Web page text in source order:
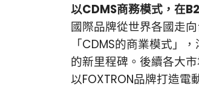
以CDMS商務模式，在
國際品牌從世界各國走
「CDMS的商業模式」
的新里程碑。後續各大
以FOXTRON品牌打造電